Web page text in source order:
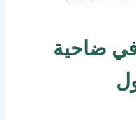
في ضاحية